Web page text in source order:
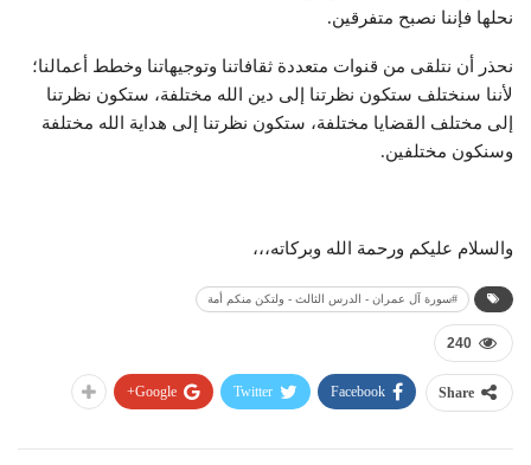
نحلها فإننا نصبح متفرقين.
نحذر أن نتلقى من قنوات متعددة ثقافاتنا وتوجيهاتنا وخطط أعمالنا؛
لأننا سنختلف ستكون نظرتنا إلى دين الله مختلفة، ستكون نظرتنا
إلى مختلف القضايا مختلفة، ستكون نظرتنا إلى هداية الله مختلفة
وسنكون مختلفين.
والسلام عليكم ورحمة الله وبركاته،،،
#سورة آل عمران - الدرس الثالث - ولتكن منكم أمة
240
Share
Facebook
Twitter
Google+